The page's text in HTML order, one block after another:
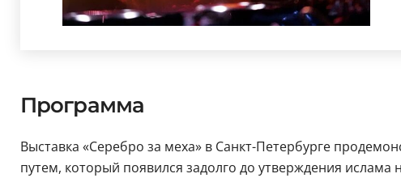
Программа
Выставка «Серебро за меха» в Санкт-Петербурге
путем, который появился задолго до утверждения